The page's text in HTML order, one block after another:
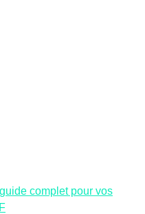
complet pour vos